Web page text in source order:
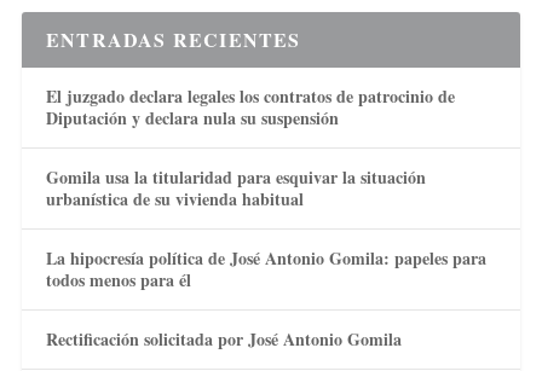
ENTRADAS RECIENTES
El juzgado declara legales los contratos de patrocinio de
Diputación y declara nula su suspensión
Gomila usa la titularidad para esquivar la situación
urbanística de su vivienda habitual
La hipocresía política de José Antonio Gomila: papeles para
todos menos para él
Rectificación solicitada por José Antonio Gomila